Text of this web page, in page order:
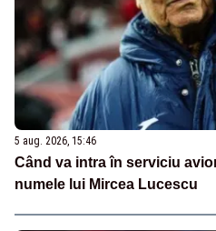
5 aug. 2026, 15:46
Când va intra în serviciu
numele lui Mircea Lucescu